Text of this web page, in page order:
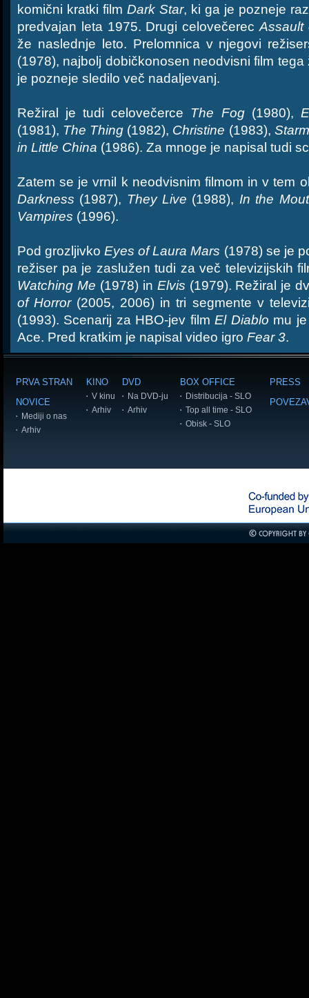
komični kratki film Dark Star, ki ga je pozneje
predvajan leta 1975. Drugi celovečerec Assault
že naslednje leto. Prelomnica v njegovi
(1978), najbolj dobičkonosen neodvisni film
je pozneje sledilo več nadaljevanj.
Režiral je tudi celovečerce The Fog(1980),
(1981), The Thing (1982), Christine (1983),
in Little China (1986). Za mnoge je napisal tudi
Zatem se je vrnil k neodvisnim filmom in v tem
Darkness (1987), They Live (1988), In the
Vampires (1996).
Pod grozljivkoEyes of Laura Mars (1978) se je
režiser pa je zaslužen tudi za več televizijskih
Watching Me (1978) in Elvis (1979). Režiral je
of Horror(2005, 2006) in tri segmente v
(1993). Scenarij za HBO-jev filmEl Diablo mu
Ace. Pred kratkim je napisal video igro Fear 3.
PRVA STRAN
NOVICE
Mediji o nas
Arhiv
KINO
V kinu
Arhiv
DVD
Na DVD-ju
Arhiv
BOX OFFICE
Distribucija - SLO
Top all time - SLO
Obisk - SLO
PRESS